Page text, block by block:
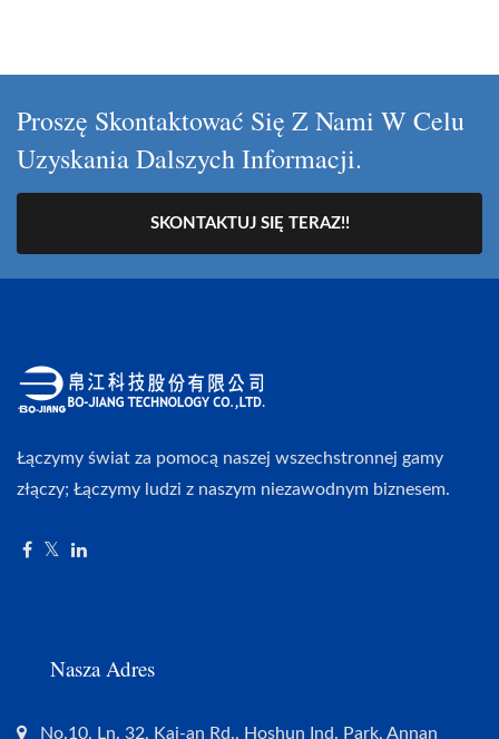
Proszę Skontaktować Się Z Nami W Celu
Uzyskania Dalszych Informacji.
SKONTAKTUJ SIĘ TERAZ!!
Łączymy świat za pomocą naszej wszechstronnej gamy
złączy; Łączymy ludzi z naszym niezawodnym biznesem.
Nasza Adres
No.10, Ln. 32, Kai-an Rd., Hoshun Ind. Park, Annan